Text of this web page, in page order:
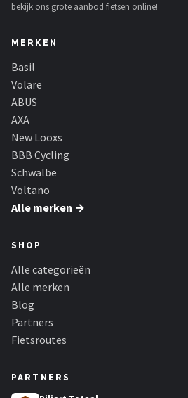
bekijk ons grote aanbod fietsen online!
MERKEN
Basil
Volare
ABUS
AXA
New Looxs
BBB Cycling
Schwalbe
Voltano
Alle merken →
SHOP
Alle categorieën
Alle merken
Blog
Partners
Fietsroutes
PARTNERS